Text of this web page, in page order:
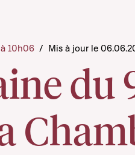
du
10h06 / Mis à jour le